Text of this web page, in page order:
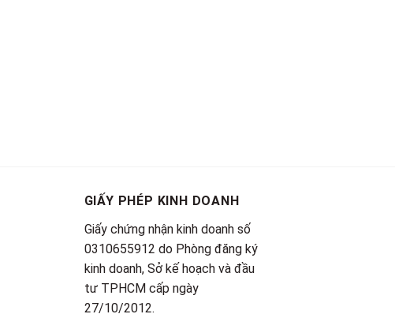
GIẤY PHÉP KINH DOANH
Giấy chứng nhận kinh doanh số
0310655912 do Phòng đăng ký
kinh doanh, Sở kế hoạch và đầu
tư TPHCM cấp ngày
27/10/2012.